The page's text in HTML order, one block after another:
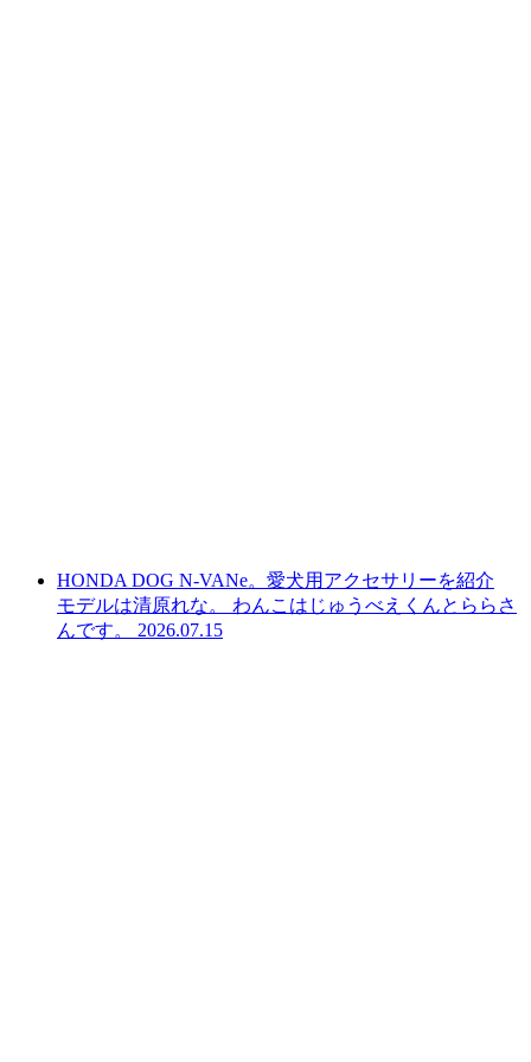
HONDA DOG N-VANe。愛犬用アクセサリーを紹介
モデルは清原れな。 わんこはじゅうべえくんとららさ
んです。
2026.07.15